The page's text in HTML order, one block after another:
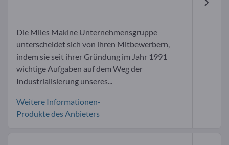
Die Miles Makine Unternehmensgruppe
unterscheidet sich von ihren Mitbewerbern,
indem sie seit ihrer Gründung im Jahr 1991
wichtige Aufgaben auf dem Weg der
Industrialisierung unseres...
Weitere Informationen-
Produkte des Anbieters